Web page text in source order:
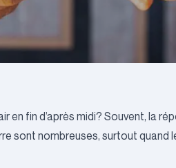
fin d’après midi? Souvent, la
sont nombreuses, surtout